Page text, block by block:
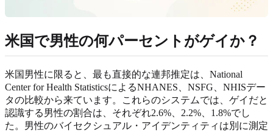
米国で男性の何パーセントがゲイか？
米国男性に限ると、最も直接的な連邦推定は、National
Center for Health StatisticsによるNHANES、NSFG、NHISデー
タの比較から来ています。これらのシステムでは、ゲイだと
認識する男性の割合は、それぞれ2.6%、2.2%、1.8%でし
た。男性のバイセクシュアル・アイデンティティは別に測定